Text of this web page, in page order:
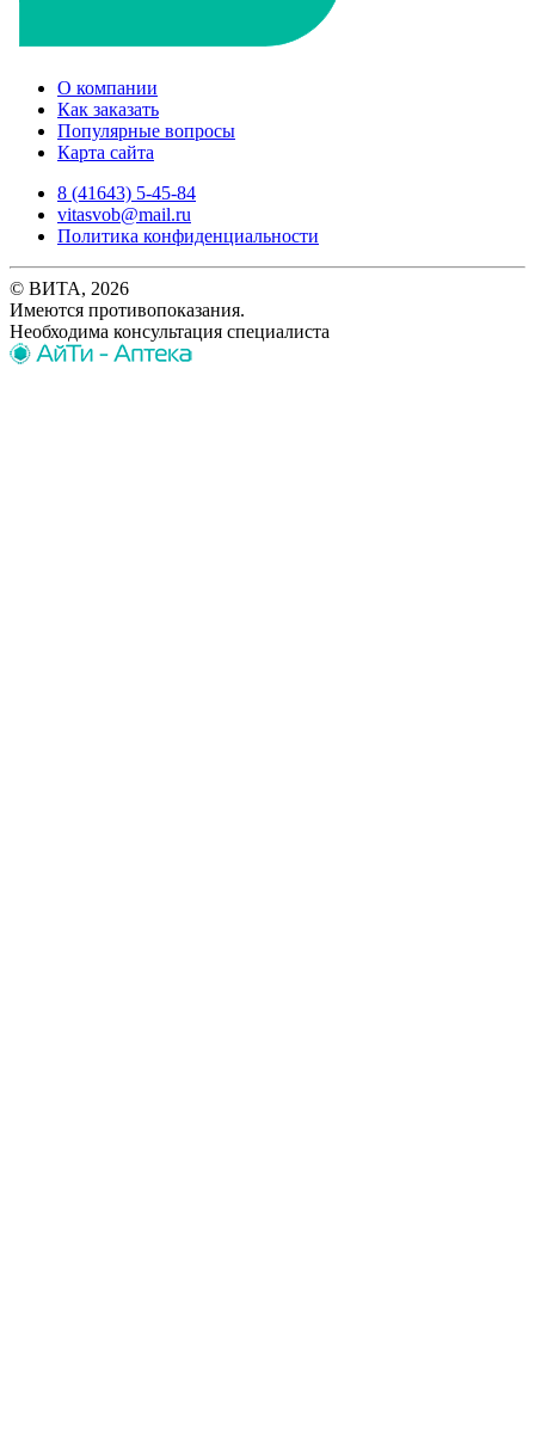
О компании
Как заказать
Популярные вопросы
Карта сайта
8 (41643) 5-45-84
vitasvob@mail.ru
Политика конфиденциальности
© ВИТА, 2026
Имеются противопоказания.
Необходима консультация специалиста